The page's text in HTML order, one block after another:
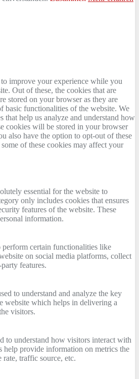
improve your experience while you
Out of these, the cookies that are
stored on your browser as they are
basic functionalities of the website. We
that help us analyze and understand how
cookies will be stored in your browser
also have the option to opt-out of these
of these cookies may affect your
essential for the website to
only includes cookies that ensures
features of the website. These
information.
certain functionalities like
on social media platforms, collect
features.
to understand and analyze the key
website which helps in delivering a
visitors.
to understand how visitors interact with
help provide information on metrics the
traffic source, etc.